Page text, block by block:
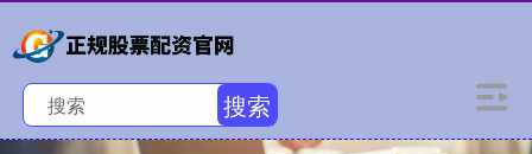
搜索